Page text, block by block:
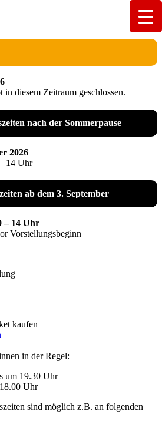
in diesem Zeitraum geschlossen.
nach der Sommerpause
2026
14 Uhr
ab dem 3. September
– 14 Uhr
Vorstellungsbeginn
kaufen
in der Regel:
um 19.30 Uhr
Uhr
sind möglich z.B. an folgenden